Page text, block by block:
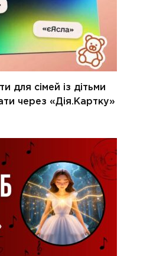
для сімей із дітьми
через «Дія.Картку»